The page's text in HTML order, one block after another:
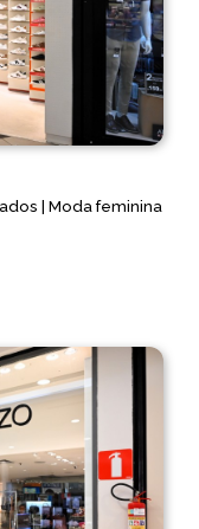
| Moda feminina